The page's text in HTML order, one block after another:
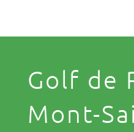
Golf de
Mont-